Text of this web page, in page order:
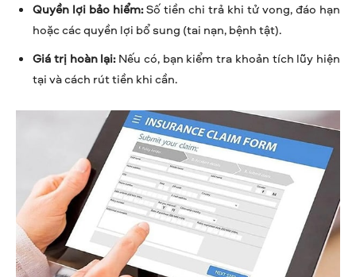
Quyền lợi bảo hiểm:Số tiền chi trả khi tử vong, đáo hạn
hoặc các quyền lợi bổ sung (tai nạn, bệnh tật).
Giá trị hoàn lại:Nếu có, bạn kiểm tra khoản tích lũy hiện
tại và cách rút tiền khi cần.